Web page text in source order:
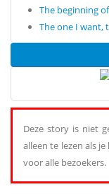
The beginning
The one I want,
Deze story is niet
alleen te lezen als
voor alle bezoekers.